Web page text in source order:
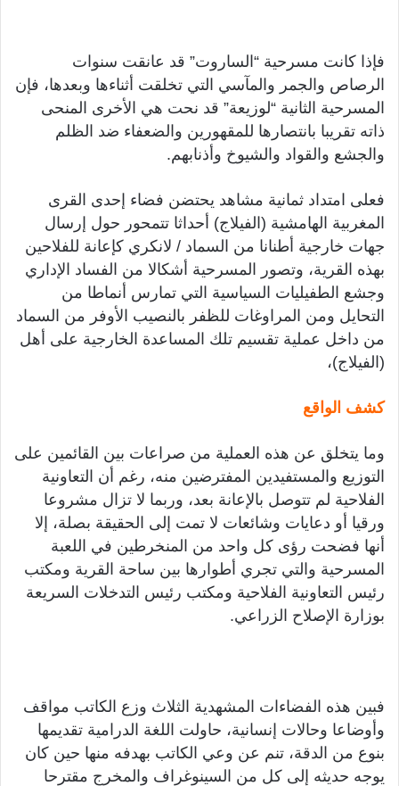
فإذا كانت مسرحية “الساروت” قد عانقت سنوات
الرصاص والجمر والمآسي التي تخلقت أثناءها وبعدها، فإن
المسرحية الثانية “لوزيعة” قد نحت هي الأخرى المنحى
ذاته تقريبا بانتصارها للمقهورين والضعفاء ضد الظلم
والجشع والقواد والشيوخ وأذنابهم.
فعلى امتداد ثمانية مشاهد يحتضن فضاء إحدى القرى
المغربية الهامشية (الفيلاج) أحداثا تتمحور حول إرسال
جهات خارجية أطنانا من السماد / لانكري كإعانة للفلاحين
بهذه القرية، وتصور المسرحية أشكالا من الفساد الإداري
وجشع الطفيليات السياسية التي تمارس أنماطا من
التحايل ومن المراوغات للظفر بالنصيب الأوفر من السماد
من داخل عملية تقسيم تلك المساعدة الخارجية على أهل
(الفيلاج)،
كشف الواقع
وما يتخلق عن هذه العملية من صراعات بين القائمين على
التوزيع والمستفيدين المفترضين منه، رغم أن التعاونية
الفلاحية لم تتوصل بالإعانة بعد، وربما لا تزال مشروعا
ورقيا أو دعايات وشائعات لا تمت إلى الحقيقة بصلة، إلا
أنها فضحت رؤى كل واحد من المنخرطين في اللعبة
المسرحية والتي تجري أطوارها بين ساحة القرية ومكتب
رئيس التعاونية الفلاحية ومكتب رئيس التدخلات السريعة
بوزارة الإصلاح الزراعي.
فبين هذه الفضاءات المشهدية الثلاث وزع الكاتب مواقف
وأوضاعا وحالات إنسانية، حاولت اللغة الدرامية تقديمها
بنوع من الدقة، تنم عن وعي الكاتب بهدفه منها حين كان
يوجه حديثه إلى كل من السينوغراف والمخرج مقترحا